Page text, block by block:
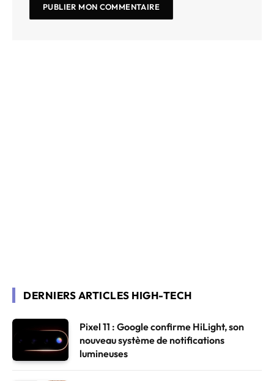
DERNIERS ARTICLES HIGH-TECH
Pixel 11 : Google confirme HiLight, son
nouveau système de notifications
lumineuses